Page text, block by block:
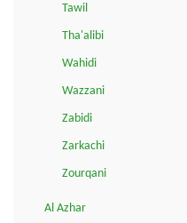
Tawil
Tha'alibi
Wahidi
Wazzani
Zabidi
Zarkachi
Zourqani
Al Azhar